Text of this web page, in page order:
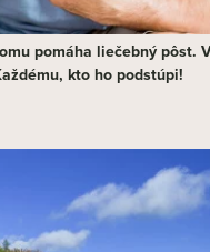
pomáha liečebný pôst.
kto ho podstúpi!